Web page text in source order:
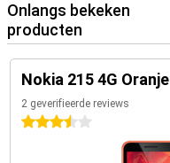
Onlangs bekeken
producten
Nokia 215 4G Oranje
2 geverifieerde reviews
3.5 sterren